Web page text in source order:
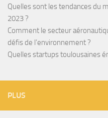
Quelles sont les tendances du
2023 ?
Comment le secteur
défis de l’environnement ?
Quelles startups toulousaines
PLUS